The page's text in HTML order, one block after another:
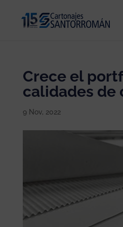
Crece el
calidades de
9 Nov, 2022